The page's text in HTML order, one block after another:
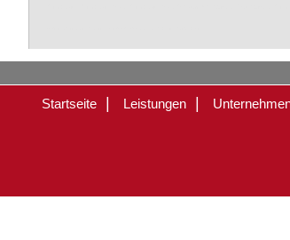
Startseite Leistungen